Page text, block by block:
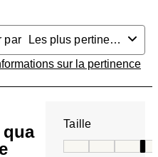
par
Les plus pertinents
sur la pertinence
Taille